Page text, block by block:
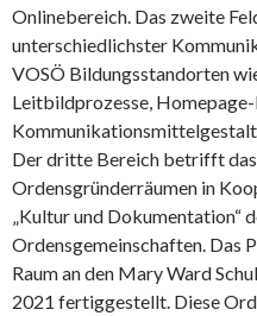
Onlinebereich. Das zweite
unterschiedlichster
VOSÖ Bildungsstandorten
Leitbildprozesse, Homepage-
Der dritte Bereich betrifft
Ordensgründerräumen in
„Kultur und Dokumentation“
Ordensgemeinschaften. Das
Raum an den Mary Ward
2021 fertiggestellt. Diese